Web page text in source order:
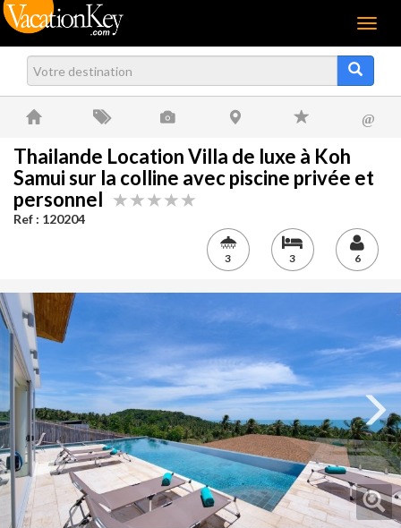
Menu
@
Thailande Location Villa de luxe à Koh
Samui sur la colline avec piscine privée et
personnel
Ref : 120204
3 3 6
Next